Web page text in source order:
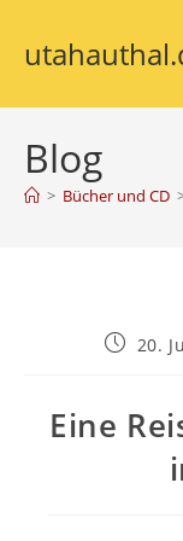
Blog
> Bücher und CD
20.
Eine